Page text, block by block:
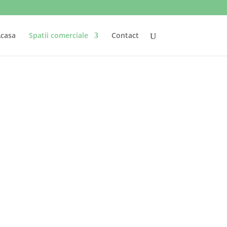
Spatii comerciale Contact